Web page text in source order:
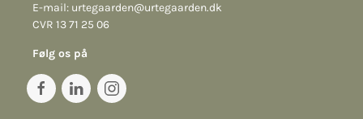
E-mail: urtegaarden@urtegaarden.dk
CVR 13 71 25 06
Følg os på